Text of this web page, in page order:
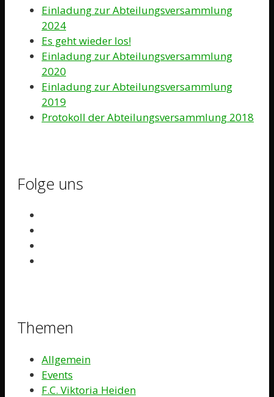
Einladung zur Abteilungsversammlung
2024
Es geht wieder los!
Einladung zur Abteilungsversammlung
2020
Einladung zur Abteilungsversammlung
2019
Protokoll der Abteilungsversammlung 2018
Folge uns
Themen
Allgemein
Events
F.C. Viktoria Heiden